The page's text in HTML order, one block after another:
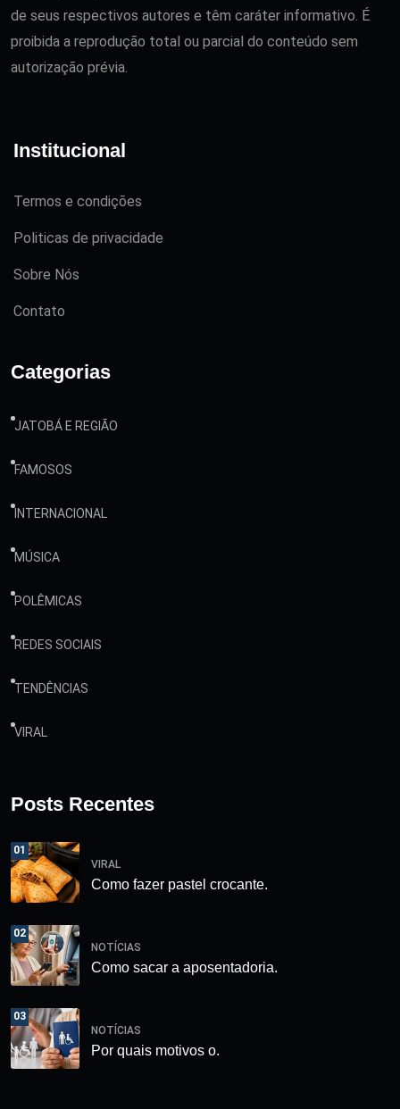
de seus respectivos autores e têm caráter informativo. É
proibida a reprodução total ou parcial do conteúdo sem
autorização prévia.
Institucional
Termos e condições
Politicas de privacidade
Sobre Nós
Contato
Categorias
JATOBÁ E REGIÃO
FAMOSOS
INTERNACIONAL
MÚSICA
POLÊMICAS
REDES SOCIAIS
TENDÊNCIAS
VIRAL
Posts Recentes
01
VIRAL
Como fazer pastel crocante.
02
NOTÍCIAS
Como sacar a aposentadoria.
03
NOTÍCIAS
Por quais motivos o.